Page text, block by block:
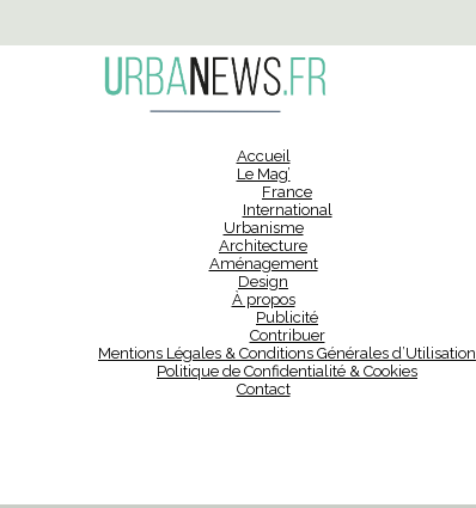
Accueil
Le Mag’
France
International
Urbanisme
Architecture
Aménagement
Design
À propos
Publicité
Contribuer
Mentions Légales & Conditions Générales d’Utilisation
Politique de Confidentialité & Cookies
Contact